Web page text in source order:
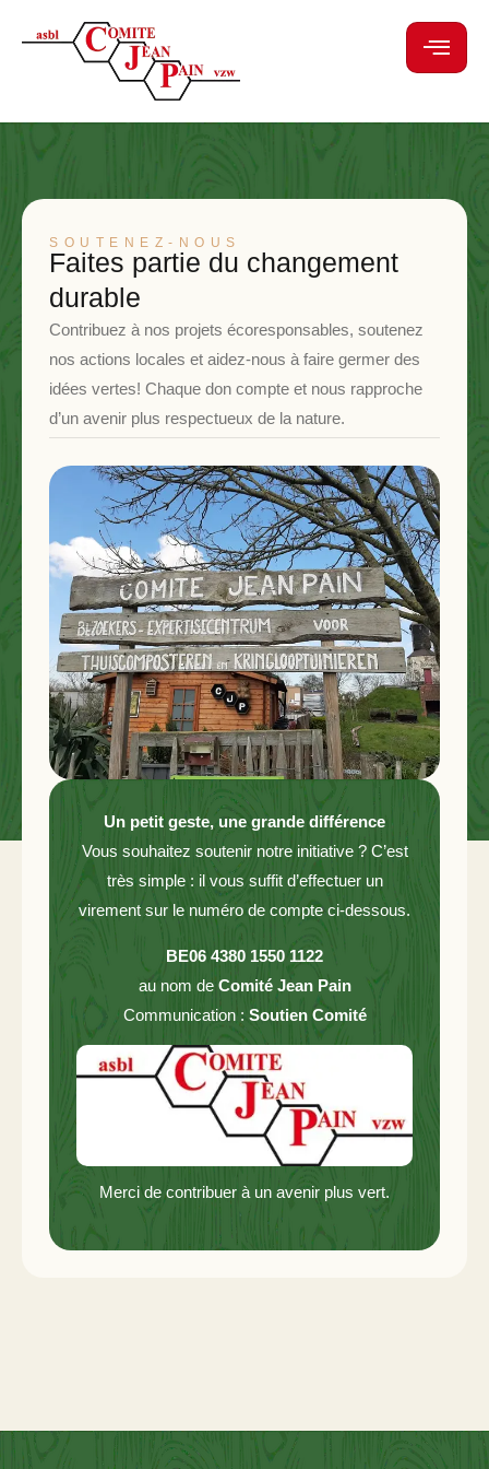
SOUTENEZ-NOUS
Faites partie du changement
durable
Contribuez à nos projets écoresponsables, soutenez
nos actions locales et aidez-nous à faire germer des
idées vertes! Chaque don compte et nous rapproche
d’un avenir plus respectueux de la nature.
Un petit geste, une grande différence
Vous souhaitez soutenir notre initiative ? C’est
très simple : il vous suffit d’effectuer un
virement sur le numéro de compte ci-dessous.
BE06 4380 1550 1122
au nom de Comité Jean Pain
Communication : Soutien Comité
Merci de contribuer à un avenir plus vert.